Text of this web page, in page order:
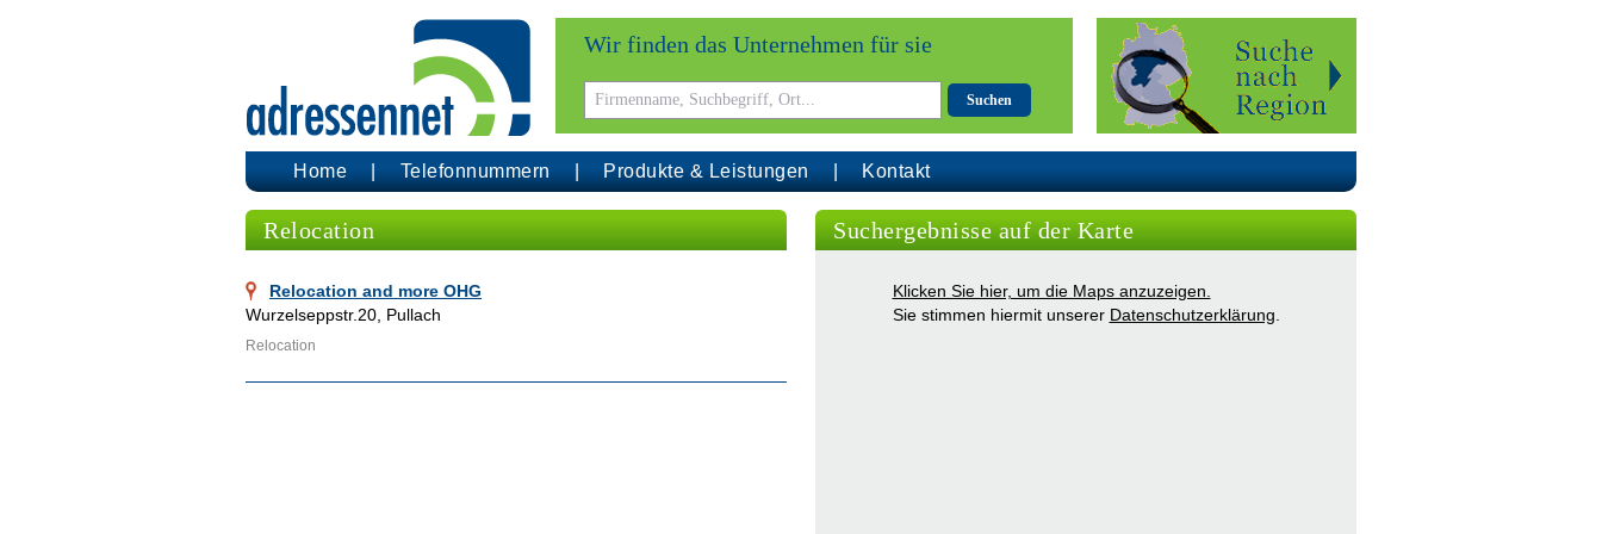
Wir finden das Unternehmen für sie
Suchen
Home Telefonnummern Produkte & Leistungen Kontakt
Relocation
Relocation and more OHG
Wurzelseppstr.20, Pullach
Relocation
Suchergebnisse auf der Karte
Klicken Sie hier, um die Maps anzuzeigen.
Sie stimmen hiermit unserer Datenschutzerklärung